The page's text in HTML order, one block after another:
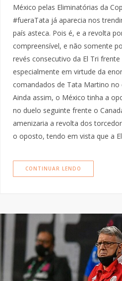
México pelas Eliminatórias da
#fueraTata já aparecia nos
país asteca. Pois é, e a revolta
compreensível, e não somente
revés consecutivo da El Tri
especialmente em virtude da
comandados de Tata Martino no
Ainda assim, o México tinha a
no duelo seguinte frente o
amenizaria a revolta dos
o oposto, tendo em vista que a
CONTINUAR LENDO